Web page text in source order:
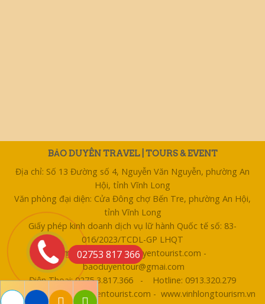
BẢO DUYÊN TRAVEL | TOURS & EVENT
Địa chỉ: Số 13 Đường số 4, Nguyễn Văn Nguyễn, phường An
Hội, tỉnh Vĩnh Long
Văn phòng đại diện: Cửa Đông chợ Bến Tre, phường An Hội,
tỉnh Vĩnh Long
Giấy phép kinh doanh dịch vụ lữ hành Quốc tế số: 83-
016/2023/TCDL-GP LHQT
Email: bentre@baoduyentourist.com -
baoduyentour@gmai.com
Điện Thoại: 0275 3.817.366 - Hotline: 0913.320.279
Website: www.baoduyentourist.com - www.vinhlongtourism.vn
02753 817 366